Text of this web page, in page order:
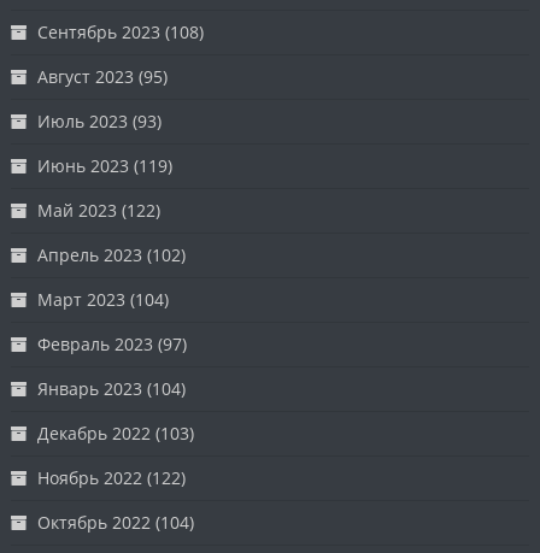
Сентябрь 2023 (108)
Август 2023 (95)
Июль 2023 (93)
Июнь 2023 (119)
Май 2023 (122)
Апрель 2023 (102)
Март 2023 (104)
Февраль 2023 (97)
Январь 2023 (104)
Декабрь 2022 (103)
Ноябрь 2022 (122)
Октябрь 2022 (104)